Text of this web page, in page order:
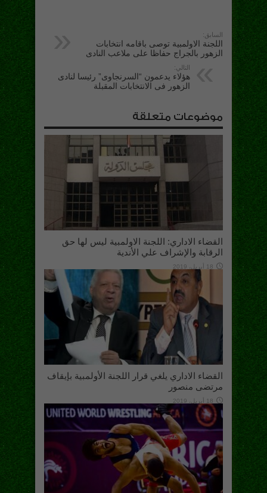
السابق:
اللجنة الاولمبية توصى باقامه انتخابات
الزهور بالجراج حفاظا على ملاعب النادى
التالي:
هؤلاء يدعمون “السرنجاوى” رئيسا لنادى
الزهور فى الانتخابات المقبلة
موضوعات متعلقة
القضاء الاداري: اللجنة الاولمبية ليس لها حق
الرقابة والإشراف علي الأندية
18 أبريل، 2019
القضاء الاداري يلغي قرار اللجنة الأولمبية بإيقاف
مرتضى منصور
18 أبريل، 2019